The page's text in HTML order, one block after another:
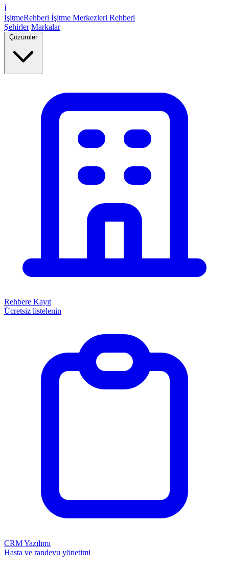
İ
İşitmeRehberi İşitme Merkezleri Rehberi
Şehirler Markalar
Çözümler
Rehbere Kayıt
Ücretsiz listelenin
CRM Yazılımı
Hasta ve randevu yönetimi